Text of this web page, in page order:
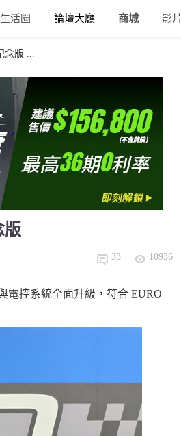
生活圈 論壇大廳 商城 影片
念版 ...
版
33 10936
電控系統全面升級，符合 EURO